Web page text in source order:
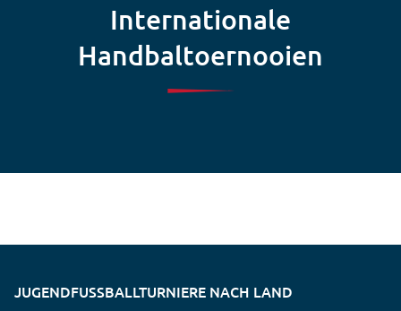
Internationale
Handbaltoernooien
JUGENDFUSSBALLTURNIERE NACH LAND